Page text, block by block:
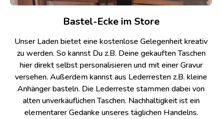
Bastel-Ecke im Store
Unser Laden bietet eine kostenlose Gelegenheit kreativ
zu werden. So kannst Du z.B. Deine gekauften Taschen
hier direkt selbst personalisieren und mit einer Gravur
versehen. Außerdem kannst aus Lederresten z.B. kleine
Anhänger basteln. Die Lederreste stammen dabei von
alten unverkäuflichen Taschen. Nachhaltigkeit ist ein
elementarer Gedanke unseres täglichen Handelns.